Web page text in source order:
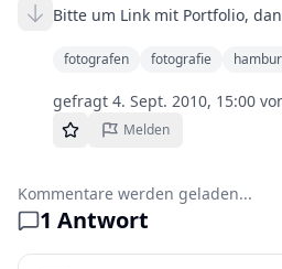
Bitte um Link mit Portfolio,
fotografen fotografie
gefragt 4. Sept. 2010, 15:00
Melden
Kommentare werden geladen...
1 Antwort